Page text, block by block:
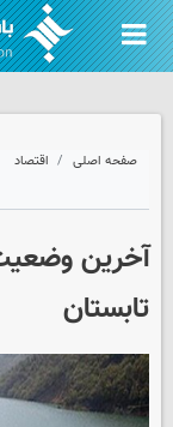
صفحه اصلی اقتصاد
آخرین
تابستان